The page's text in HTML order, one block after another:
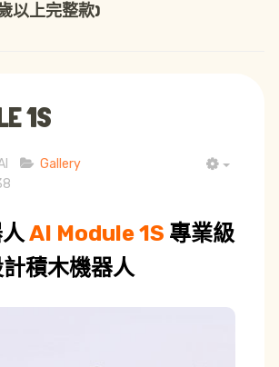
歲以上完整款)
1S
Gallery
AI Module 1S 專業級
積木機器人